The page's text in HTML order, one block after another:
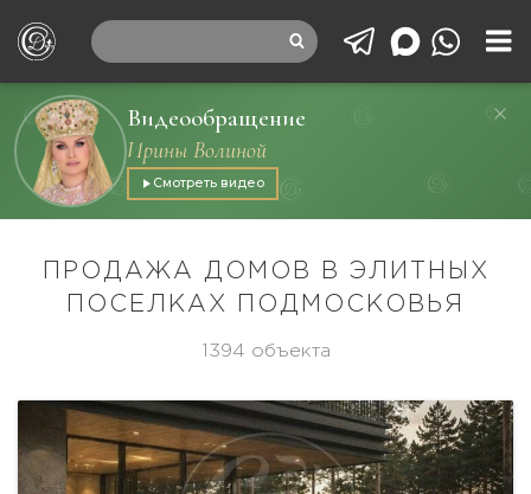
Видеообращение
Ирины Волиной
Смотреть видео
ПРОДАЖА ДОМОВ В ЭЛИТНЫХ
ПОСЕЛКАХ ПОДМОСКОВЬЯ
1394 объекта